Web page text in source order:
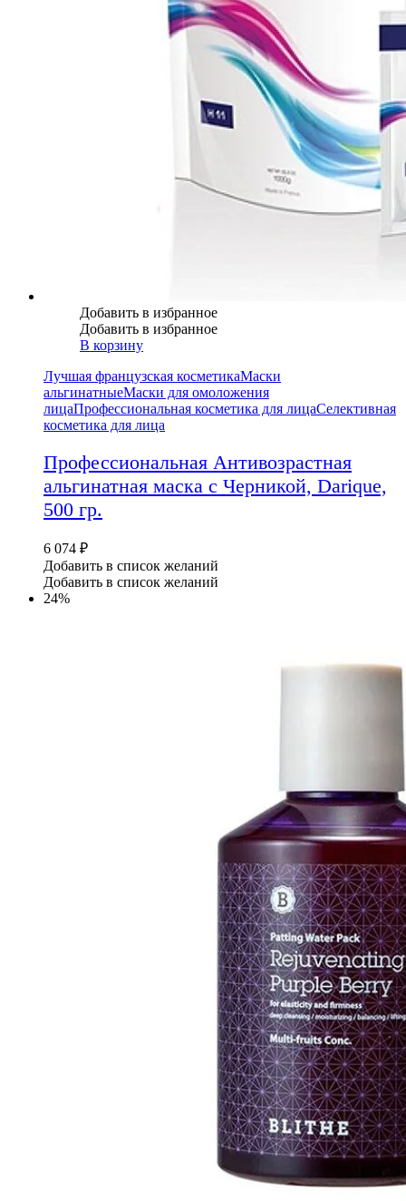
Добавить в избранное
Добавить в избранное
В корзину
Лучшая французская косметикаМаски
альгинатныеМаски для омоложения
лицаПрофессиональная косметика для лицаСелективная
косметика для лица
Профессиональная Антивозрастная
альгинатная маска с Черникой, Darique,
500 гр.
6 074 ₽
Добавить в список желаний
Добавить в список желаний
24%